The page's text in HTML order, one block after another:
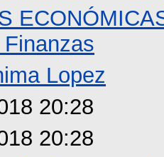
Lopez
20:28
20:28